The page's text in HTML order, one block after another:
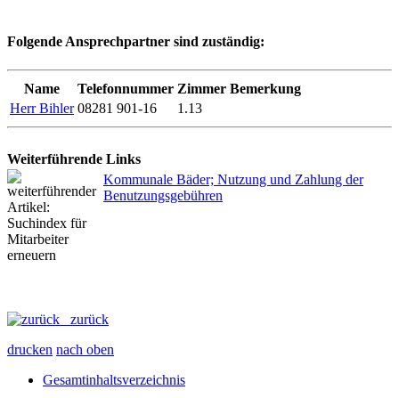
Folgende Ansprechpartner sind zuständig:
Name Telefonnummer Zimmer Bemerkung
Herr Bihler 08281 901-16 1.13
Weiterführende Links
Kommunale Bäder; Nutzung und Zahlung der
Benutzungsgebühren
zurück
drucken nach oben
Gesamtinhaltsverzeichnis